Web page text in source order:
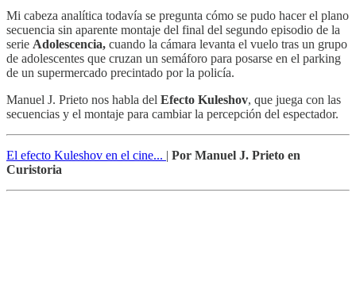
Mi cabeza analítica todavía se pregunta cómo se pudo hacer el plano
secuencia sin aparente montaje del final del segundo episodio de la
serie Adolescencia, cuando la cámara levanta el vuelo tras un grupo
de adolescentes que cruzan un semáforo para posarse en el parking
de un supermercado precintado por la policía.
Manuel J. Prieto nos habla del Efecto Kuleshov, que juega con las
secuencias y el montaje para cambiar la percepción del espectador.
El efecto Kuleshov en el cine... | Por Manuel J. Prieto en
Curistoria